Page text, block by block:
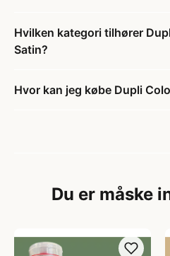
Hvilken kategori tilhører
Satin?
Hvor kan jeg købe Dupli
Du er måske